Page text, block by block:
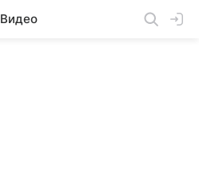
Видео